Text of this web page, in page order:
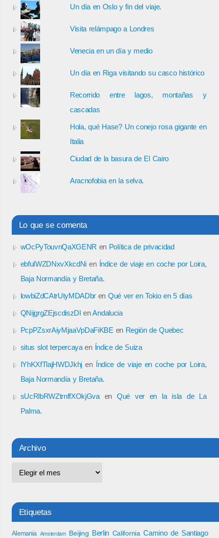
Un día en Oslo y fin del viaje.
Visita relámpago a Londres
Venecia en un día y medio
Un día en Riga visitando su casco histórico
Recorrido entre lagos, montañas y
cascadas
Hola, qué Hase? Un conejo rosa gigante en
Italia
Ciudad de la basura de El Cairo
Aracnofobia en la selva.
Lo que se comenta
wOcPyTouvnQaXGENR en Política de privacidad
ebfuIWZDNxvXkcdNi en Índice de viaje en coche por Loira,
Baja Normandía y Bretaña.
lowbiZdCAtrUtyMDADbr en Qué ver en Tokio en 5 días
QNijgrgZEjscdiszDI enAndalucia
PcpPZsxrAiyMjaaVpDaFiKBEen Región de Quebec
situs slot terpercayaen Índice de Suiza
IYhKXfTlajHWDJkhj en Índice de viaje en coche por Loira,
Baja Normandía y Bretaña.
sUcRlbRWZtrnffXOkjGvaen Qué ver en la isla de La
Palma.
Archivo
Etiquetas
Alemania Amsterdam Beijing Berlin California Camino de Santiago